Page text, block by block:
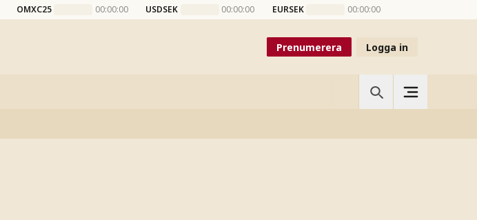
OMXC25 00:00:00 USDSEK 00:00:00 EURSEK 00:00:00
Prenumerera Logga in